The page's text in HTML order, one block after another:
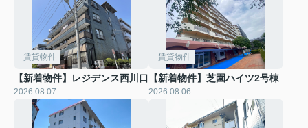
賃貸物件
【新着物件】レジデンス西川口
2026.08.07
賃貸物件
【新着物件】芝園ハイツ2号棟
2026.08.06